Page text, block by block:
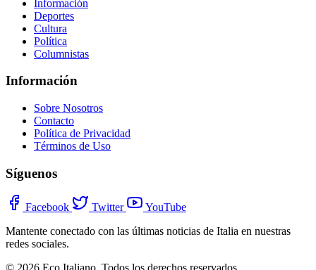
Información
Deportes
Cultura
Política
Columnistas
Información
Sobre Nosotros
Contacto
Política de Privacidad
Términos de Uso
Síguenos
Facebook Twitter
YouTube
Mantente conectado con las últimas noticias de Italia en nuestras
redes sociales.